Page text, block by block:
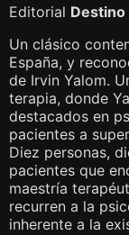
Editorial Destino
Un clásico
España, y
de Irvin Yalom.
terapia, donde
destacados en
pacientes a
Diez personas,
pacientes que
maestría
recurren a la
inherente a la